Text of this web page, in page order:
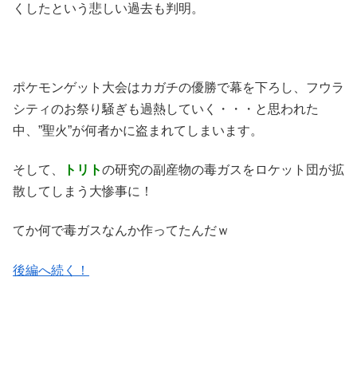
くしたという悲しい過去も判明。
ポケモンゲット大会はカガチの優勝で幕を下ろし、フウラ
シティのお祭り騒ぎも過熱していく・・・と思われた
中、”聖火”が何者かに盗まれてしまいます。
そして、 トリトの研究の副産物の毒ガスをロケット団が拡
散してしまう大惨事に！
てか何で毒ガスなんか作ってたんだｗ
後編へ続く！